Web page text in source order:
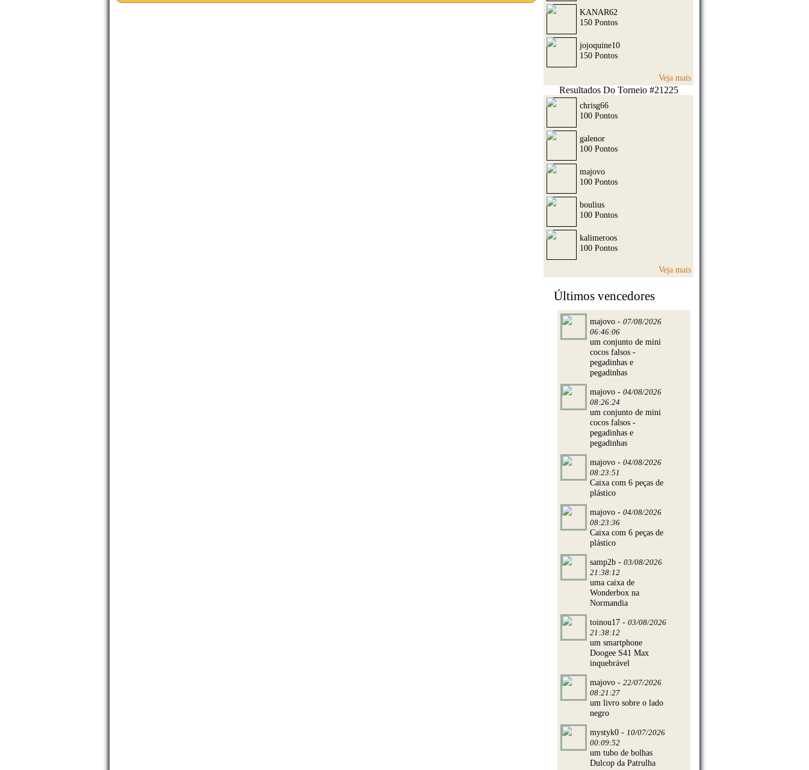
KANAR62
150 Pontos
jojoquine10
150 Pontos
Veja mais
Resultados Do Torneio #21225
chrisg66
100 Pontos
galenor
100 Pontos
majovo
100 Pontos
boulius
100 Pontos
kalimeroos
100 Pontos
Veja mais
Últimos vencedores
majovo - 07/08/2026
06:46:06
um conjunto de mini
cocos falsos -
pegadinhas e
pegadinhas
majovo - 04/08/2026
08:26:24
um conjunto de mini
cocos falsos -
pegadinhas e
pegadinhas
majovo - 04/08/2026
08:23:51
Caixa com 6 peças de
plástico
majovo - 04/08/2026
08:23:36
Caixa com 6 peças de
plástico
samp2b - 03/08/2026
21:38:12
uma caixa de
Wonderbox na
Normandia
toinou17 - 03/08/2026
21:38:12
um smartphone
Doogee S41 Max
inquebrável
majovo - 22/07/2026
08:21:27
um livro sobre o lado
negro
mystyk0 - 10/07/2026
00:09:52
um tubo de bolhas
Dulcop da Patrulha